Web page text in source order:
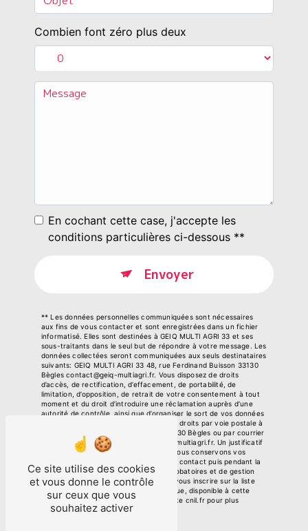
Combien font zéro plus deux
En cochant cette case, j'accepte les
conditions particulières ci-dessous **
Envoyer
** Les données personnelles communiquées sont nécessaires
aux fins de vous contacter et sont enregistrées dans un fichier
informatisé. Elles sont destinées à GEIQ MULTI AGRI 33 et ses
sous-traitants dans le seul but de répondre à votre message. Les
données collectées seront communiquées aux seuls destinataires
suivants: GEIQ MULTI AGRI 33 48, rue Ferdinand Buisson 33130
Bègles contact@geiq-multiagri.fr. Vous disposez de droits
d’accès, de rectification, d’effacement, de portabilité, de
limitation, d’opposition, de retrait de votre consentement à tout
moment et du droit d’introduire une réclamation auprès d’une
autorité de contrôle, ainsi que d’organiser le sort de vos données
post-mortem. Vous pouvez exercer ces droits par voie postale à
l'adresse 48, rue Ferdinand Buisson 33130 Bègles ou par courrier
électronique à l'adresse contact@geiq-multiagri.fr. Un justificatif
d'identité pourra vous être demandé. Nous conservons vos
données pendant la période de prise de contact puis pendant la
durée de prescription légale aux fins probatoires et de gestion
des contentieux. Vous avez le droit de vous inscrire sur la liste
d'opposition au démarchage téléphonique, disponible à cette
adresse:Bloctel.gouv.fr. Consultez le site cnil.fr pour plus
d’informations sur vos droits.
Ce site utilise des cookies
et vous donne le contrôle
sur ceux que vous
souhaitez activer